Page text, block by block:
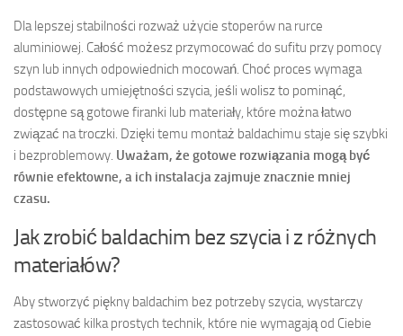
Dla lepszej stabilności rozważ użycie stoperów na rurce
aluminiowej. Całość możesz przymocować do sufitu przy pomocy
szyn lub innych odpowiednich mocowań. Choć proces wymaga
podstawowych umiejętności szycia, jeśli wolisz to pominąć,
dostępne są gotowe firanki lub materiały, które można łatwo
związać na troczki. Dzięki temu montaż baldachimu staje się szybki
i bezproblemowy. Uważam, że gotowe rozwiązania mogą być
równie efektowne, a ich instalacja zajmuje znacznie mniej
czasu.
Jak zrobić baldachim bez szycia i z różnych
materiałów?
Aby stworzyć piękny baldachim bez potrzeby szycia, wystarczy
zastosować kilka prostych technik, które nie wymagają od Ciebie